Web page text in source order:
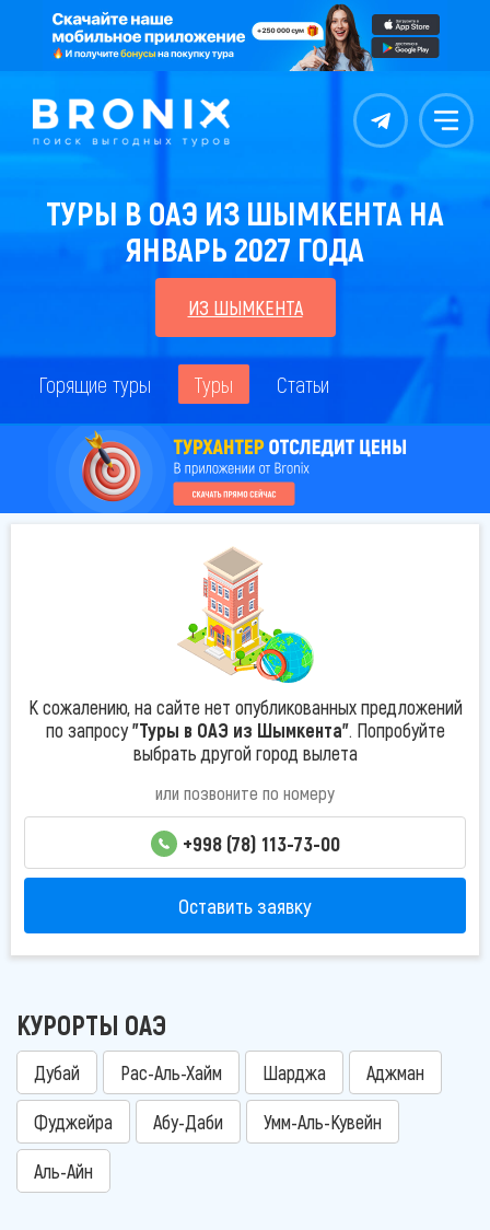
Контакты Меню
ТУРЫ В ОАЭ ИЗ ШЫМКЕНТА НА
ЯНВАРЬ 2027 ГОДА
ИЗ ШЫМКЕНТА
Горящие туры Туры Статьи
К сожалению, на сайте нет опубликованных предложений
по запросу"Туры в ОАЭ из Шымкента". Попробуйте
выбрать другой город вылета
или позвоните по номеру
+998 (78) 113-73-00
Оставить заявку
КУРОРТЫ ОАЭ
Дубай Рас-Аль-Хайм Шарджа Аджман
Фуджейра Абу-Даби Умм-Аль-Кувейн
Аль-Айн